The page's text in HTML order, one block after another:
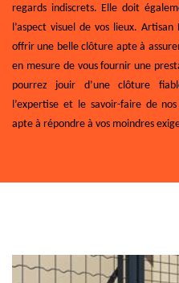
regards indiscrets. Elle doit
l’aspect visuel de vos lieux.
offrir une belle clôture apte à
en mesure de vous fournir une
pourrez jouir d’une clôture
l’expertise et le savoir-faire de
apte à répondre à vos moindres